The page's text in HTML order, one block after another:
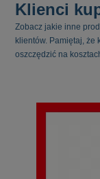
Klienci
Zobacz jakie inne
klientów. Pamiętaj, że
oszczędzić na